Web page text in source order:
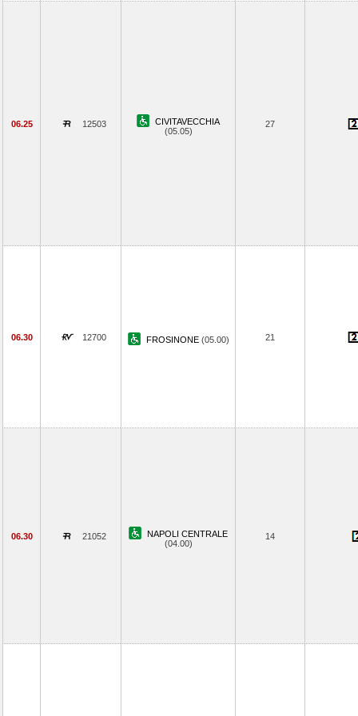
06.25 12503
CIVITAVECCHIA
(05.05)
27
06.30 12700 FROSINONE (05.00) 21
06.30 21052
NAPOLI CENTRALE
(04.00)
14